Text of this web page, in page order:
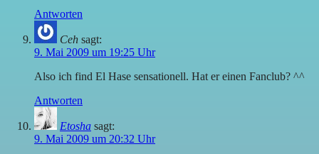
Antworten
Ceh sagt:
9. Mai 2009 um 19:25 Uhr
Also ich find El Hase sensationell. Hat er einen Fanclub? ^^
Antworten
Etosha sagt:
9. Mai 2009 um 20:32 Uhr